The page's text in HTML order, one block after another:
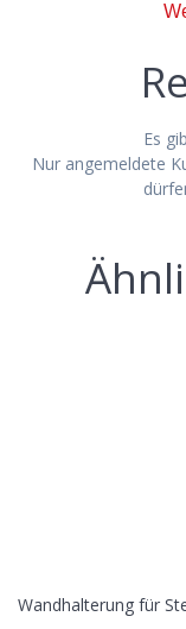
Es
Nur angemeldete
Wandhalterung für